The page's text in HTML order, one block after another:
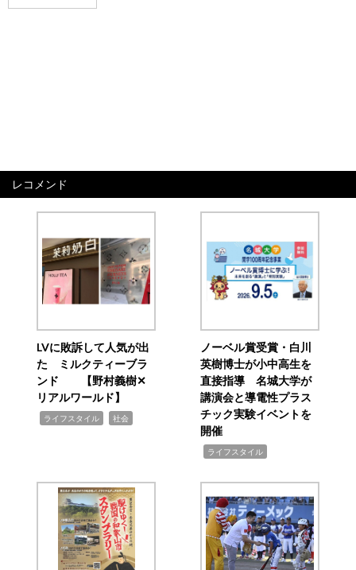
レコメンド
LVに敗訴して人気が出
た ミルクティーブラ
ンド 【野村義樹✕
リアルワールド】
ライフスタイル 社会
ノーベル賞受賞・白川
英樹博士が小中高生を
直接指導 名城大学が
講演会と導電性プラス
チック実験イベントを
開催
ライフスタイル